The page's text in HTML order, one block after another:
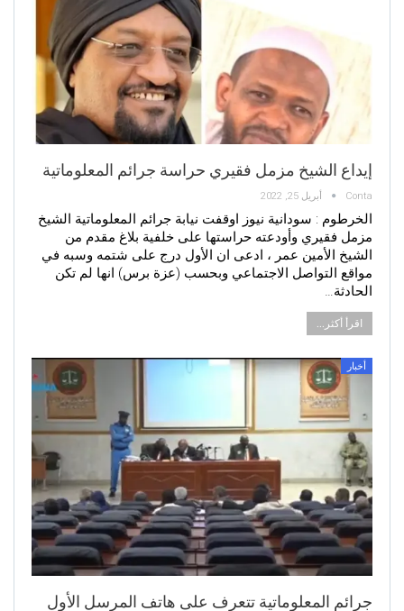
إيداع الشيخ مزمل فقيري حراسة جرائم المعلوماتية
Conta أبريل 25, 2022
الخرطوم : سودانية نيوز اوقفت نيابة جرائم المعلوماتية الشيخ
مزمل فقيري وأودعته حراستها على خلفية بلاغ مقدم من
الشيخ الأمين عمر ، ادعى ان الأول درج على شتمه وسبه في
مواقع التواصل الاجتماعي وبحسب (عزة برس) انها لم تكن
الحادثة…
اقرأ أكثر...
أخبار
جرائم المعلوماتية تتعرف على هاتف المرسل الأول